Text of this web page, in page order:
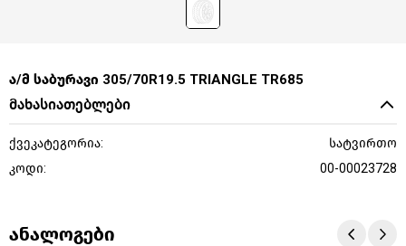
ა/მ საბურავი 305/70R19.5 TRIANGLE TR685
მახასიათებლები
ქვეკატეგორია:
სატვირთო
კოდი:
00-00023728
ანალოგები